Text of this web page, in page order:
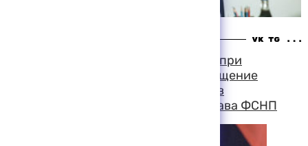
Главная задача налоговой полиции при
подготовке к выборам — предотвращение
угрозы проникновения криминала в
законодательную власть, заявил глава ФСНП